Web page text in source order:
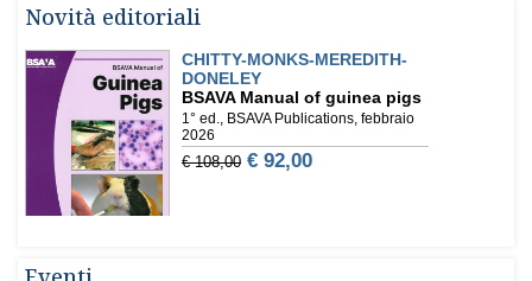
Novità editoriali